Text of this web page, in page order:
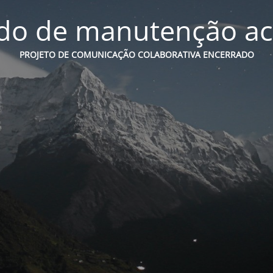
de manutenção
PROJETO DE COMUNICAÇÃO COLABORATIVA ENCERRADO